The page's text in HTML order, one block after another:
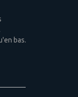
bas.